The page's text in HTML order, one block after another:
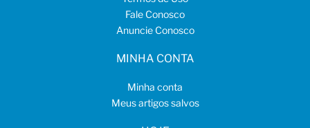
Fale Conosco
Anuncie Conosco
MINHA CONTA
Minha conta
Meus artigos salvos